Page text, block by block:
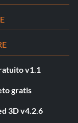
v1.1
gratis
3D v4.2.6